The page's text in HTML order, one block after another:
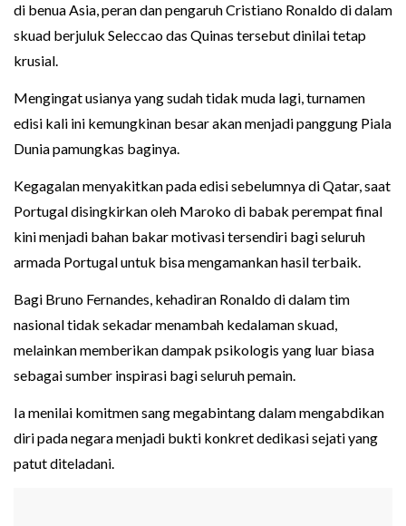
di benua Asia, peran dan pengaruh Cristiano Ronaldo di dalam
skuad berjuluk Seleccao das Quinas tersebut dinilai tetap
krusial.
Mengingat usianya yang sudah tidak muda lagi, turnamen
edisi kali ini kemungkinan besar akan menjadi panggung Piala
Dunia pamungkas baginya.
Kegagalan menyakitkan pada edisi sebelumnya di Qatar, saat
Portugal disingkirkan oleh Maroko di babak perempat final
kini menjadi bahan bakar motivasi tersendiri bagi seluruh
armada Portugal untuk bisa mengamankan hasil terbaik.
Bagi Bruno Fernandes, kehadiran Ronaldo di dalam tim
nasional tidak sekadar menambah kedalaman skuad,
melainkan memberikan dampak psikologis yang luar biasa
sebagai sumber inspirasi bagi seluruh pemain.
Ia menilai komitmen sang megabintang dalam mengabdikan
diri pada negara menjadi bukti konkret dedikasi sejati yang
patut diteladani.